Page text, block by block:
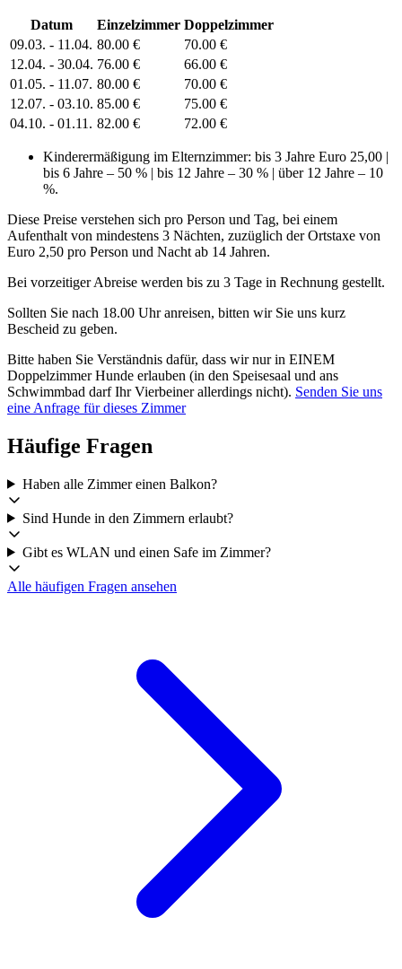
Datum Einzelzimmer Doppelzimmer
09.03. - 11.04. 80.00 €
70.00 €
12.04. - 30.04. 76.00 €
66.00 €
01.05. - 11.07. 80.00 €
70.00 €
12.07. - 03.10. 85.00 €
75.00 €
04.10. - 01.11. 82.00 € 72.00 €
Kinderermäßigung im Elternzimmer: bis 3 Jahre Euro 25,00 |
bis 6 Jahre – 50 % | bis 12 Jahre – 30 % | über 12 Jahre – 10
%.
Diese Preise verstehen sich pro Person und Tag, bei einem
Aufenthalt von mindestens 3 Nächten, zuzüglich der Ortstaxe von
Euro 2,50 pro Person und Nacht ab 14 Jahren.
Bei vorzeitiger Abreise werden bis zu 3 Tage in Rechnung gestellt.
Sollten Sie nach 18.00 Uhr anreisen, bitten wir Sie uns kurz
Bescheid zu geben.
Bitte haben Sie Verständnis dafür, dass wir nur in EINEM
Doppelzimmer Hunde erlauben (in den Speisesaal und ans
Schwimmbad darf Ihr Vierbeiner allerdings nicht). Senden Sie uns
eine Anfrage für dieses Zimmer
Häufige Fragen
Haben alle Zimmer einen Balkon?
Sind Hunde in den Zimmern erlaubt?
Gibt es WLAN und einen Safe im Zimmer?
Alle häufigen Fragen ansehen